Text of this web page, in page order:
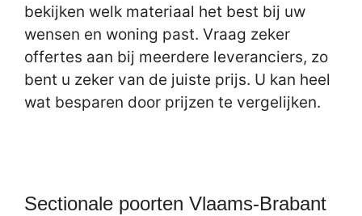
bekijken welk materiaal het best bij uw
wensen en woning past. Vraag zeker
offertes aan bij meerdere leveranciers, zo
bent u zeker van de juiste prijs. U kan heel
wat besparen door prijzen te vergelijken.
Sectionale poorten Vlaams-Brabant